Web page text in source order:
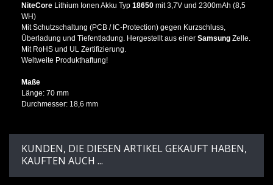
NiteCore Lithium Ionen Akku Typ 18650 mit 3,7V und 2300mAh (8,5
WH)
Mit Schutzschaltung (PCB / IC-Protection) gegen Kurzschluss,
Überladung und Tiefentladung. Hergestellt aus einer Samsung Zelle.
Mit RoHS und UL Zertifizierung.
Weltweite Produkthaftung!
Maße
Länge: 70 mm
Durchmesser: 18,6 mm
KUNDEN, DIE DIESEN ARTIKEL GEKAUFT HABEN,
KAUFTEN AUCH ...